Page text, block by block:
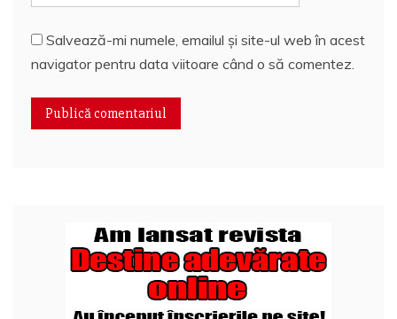
Salvează-mi numele, emailul și site-ul web în acest
navigator pentru data viitoare când o să comentez.